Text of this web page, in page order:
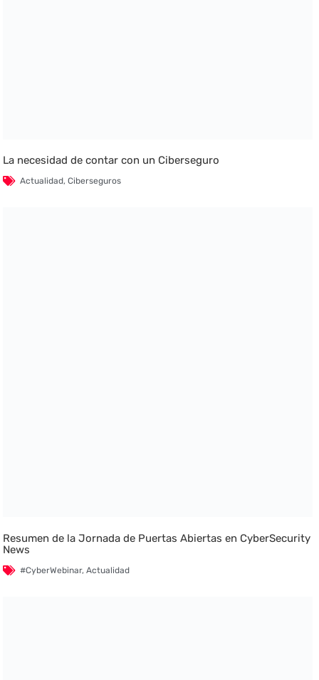
La necesidad de contar con un Ciberseguro
Actualidad,Ciberseguros
Resumen de la Jornada de Puertas Abiertas en CyberSecurity
News
#CyberWebinar,Actualidad